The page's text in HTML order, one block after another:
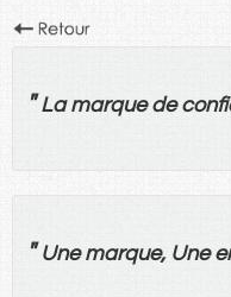
" La marque de
" Une marque, Une